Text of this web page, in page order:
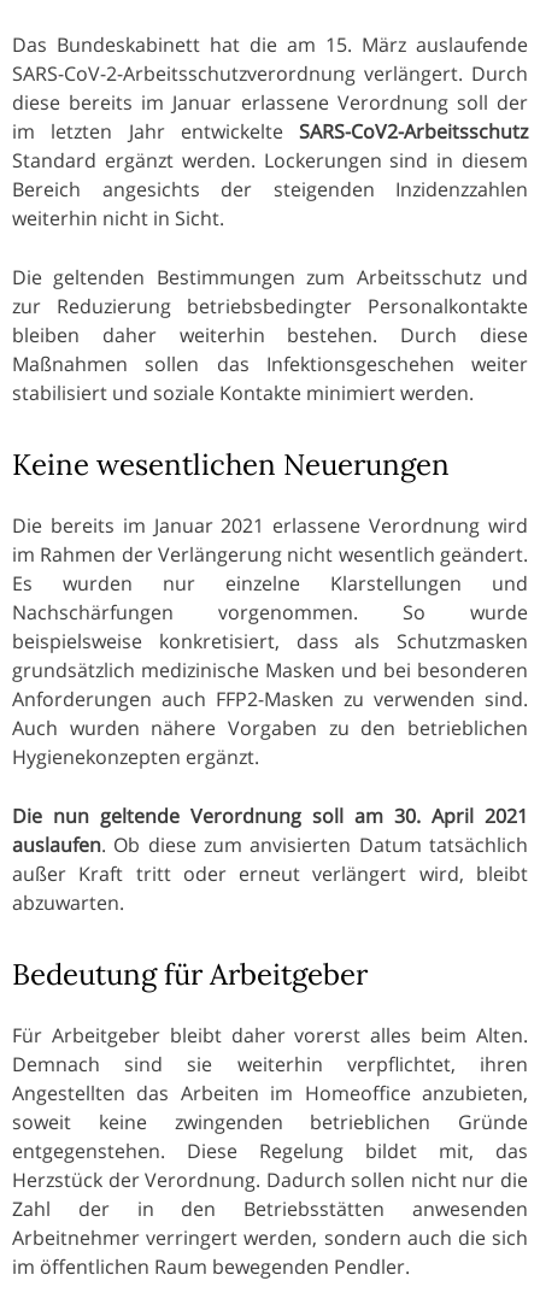
Das Bundeskabinett hat die am 15. März auslaufende
SARS-CoV-2-Arbeitsschutzverordnung verlängert. Durch
diese bereits im Januar erlassene Verordnung soll der
im letzten Jahr entwickelte SARS-CoV2-Arbeitsschutz
Standard ergänzt werden. Lockerungen sind in diesem
Bereich angesichts der steigenden Inzidenzzahlen
weiterhin nicht in Sicht.
Die geltenden Bestimmungen zum Arbeitsschutz und
zur Reduzierung betriebsbedingter Personalkontakte
bleiben daher weiterhin bestehen. Durch diese
Maßnahmen sollen das Infektionsgeschehen weiter
stabilisiert und soziale Kontakte minimiert werden.
Keine wesentlichen Neuerungen
Die bereits im Januar 2021 erlassene Verordnung wird
im Rahmen der Verlängerung nicht wesentlich geändert.
Es wurden nur einzelne Klarstellungen und
Nachschärfungen vorgenommen. So wurde
beispielsweise konkretisiert, dass als Schutzmasken
grundsätzlich medizinische Masken und bei besonderen
Anforderungen auch FFP2-Masken zu verwenden sind.
Auch wurden nähere Vorgaben zu den betrieblichen
Hygienekonzepten ergänzt.
Die nun geltende Verordnung soll am 30. April 2021
auslaufen. Ob diese zum anvisierten Datum tatsächlich
außer Kraft tritt oder erneut verlängert wird, bleibt
abzuwarten.
Bedeutung für Arbeitgeber
Für Arbeitgeber bleibt daher vorerst alles beim Alten.
Demnach sind sie weiterhin verpflichtet, ihren
Angestellten das Arbeiten im Homeoffice anzubieten,
soweit keine zwingenden betrieblichen Gründe
entgegenstehen. Diese Regelung bildet mit, das
Herzstück der Verordnung. Dadurch sollen nicht nur die
Zahl der in den Betriebsstätten anwesenden
Arbeitnehmer verringert werden, sondern auch die sich
im öffentlichen Raum bewegenden Pendler.